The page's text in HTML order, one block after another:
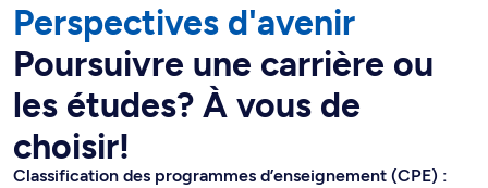
Perspectives d'avenir
Poursuivre une carrière ou
les études? À vous de
choisir!
Classification des programmes d’enseignement (CPE) :